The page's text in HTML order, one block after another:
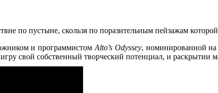
по пустыне, скользя по поразительным пейзажам
и программистом Alto’s Odyssey, номинированной на
свой собственный творческий потенциал, и раскрытии